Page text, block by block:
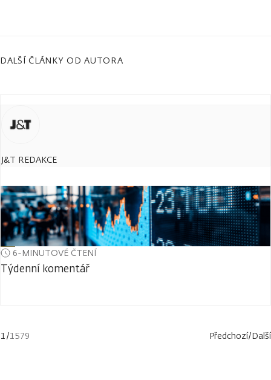
DALŠÍ ČLÁNKY OD AUTORA
J&T REDAKCE
6-MINUTOVÉ ČTENÍ
Týdenní komentář
1/1579 Předchozí/Další